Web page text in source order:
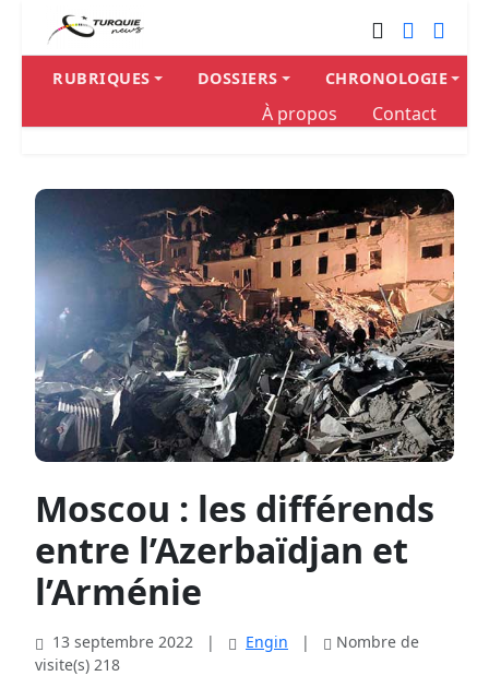
RUBRIQUES DOSSIERS CHRONOLOGIE
À propos Contact
Moscou : les différends
entre l’Azerbaïdjan et
l’Arménie
13 septembre 2022 | Engin |
Nombre de
visite(s) 218